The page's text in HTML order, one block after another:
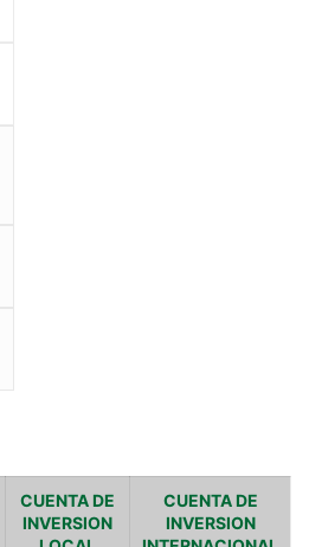
CUENTA DE
INVERSION
CUENTA DE
INVERSION